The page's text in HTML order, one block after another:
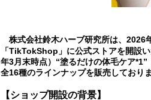
株式会社鈴木ハーブ研究所は、2026
「TikTokShop」に公式ストアを開設
年3月末時点）“塗るだけの体毛ケア
全16種のラインナップを販売しておりま
【ショップ開設の背景】